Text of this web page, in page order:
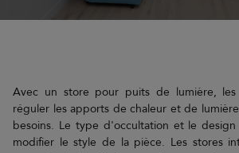
Avec un store pour puits de lumière, les
réguler les apports de chaleur et de
besoins. Le type d'occultation et le design
modifier le style de la pièce. Les stores